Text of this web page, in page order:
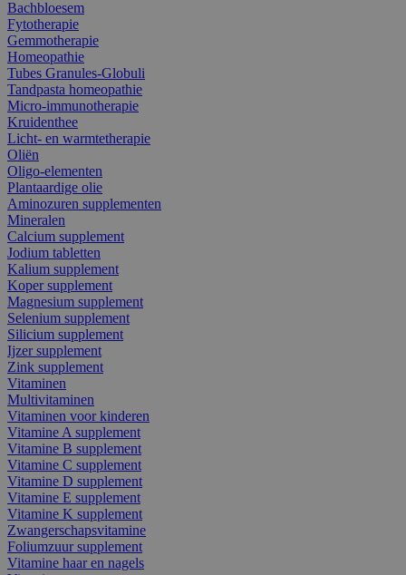
Bachbloesem
Fytotherapie
Gemmotherapie
Homeopathie
Tubes Granules-Globuli
Tandpasta homeopathie
Micro-immunotherapie
Kruidenthee
Licht- en warmtetherapie
Oliën
Oligo-elementen
Plantaardige olie
Aminozuren supplementen
Mineralen
Calcium supplement
Jodium tabletten
Kalium supplement
Koper supplement
Magnesium supplement
Selenium supplement
Silicium supplement
Ijzer supplement
Zink supplement
Vitaminen
Multivitaminen
Vitaminen voor kinderen
Vitamine A supplement
Vitamine B supplement
Vitamine C supplement
Vitamine D supplement
Vitamine E supplement
Vitamine K supplement
Zwangerschapsvitamine
Foliumzuur supplement
Vitamine haar en nagels